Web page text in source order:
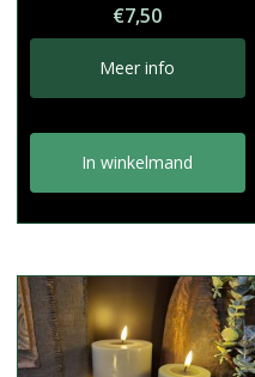
€7,50
Meer info
In winkelmand